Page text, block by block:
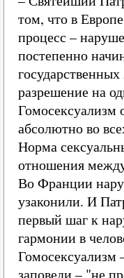
том, что в
процесс –
постепенно
разрешение на
Гомосексуализм
абсолютно во
Норма
отношения
Во Франции
узаконили. И
первый шаг к
гармонии в
Гомосексуализм
заповеди – "не